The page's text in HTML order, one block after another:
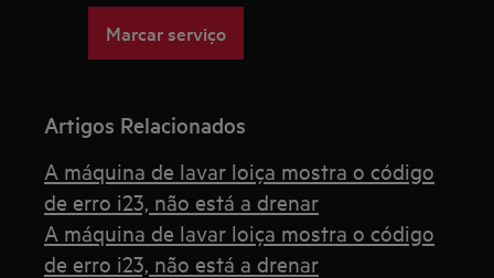
Marcar serviço
Artigos Relacionados
A máquina de lavar loiça mostra o código
de erro i23, não está a drenar
A máquina de lavar loiça mostra o código
de erro i23, não está a drenar